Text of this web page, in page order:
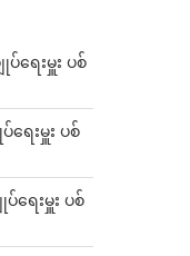
ရေးမှူး ပစ်
ေးမှူး ပစ်
ေးမှူး ပစ်